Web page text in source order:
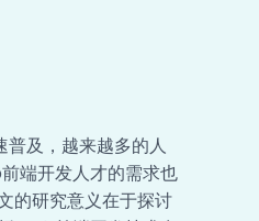
及，越来越多的人
端开发人才的需求也
的研究意义在于探讨